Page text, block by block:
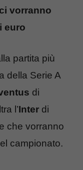
vorranno
euro
partita più
della Serie A
di
l’Inter di
che vorranno
campionato.